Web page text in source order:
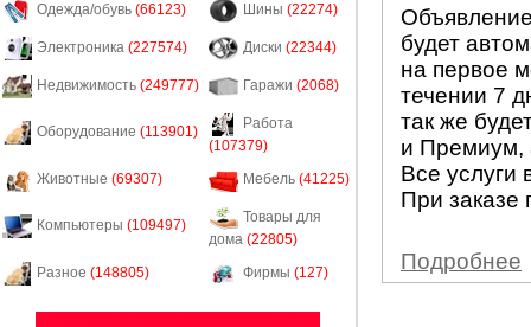
Одежда/обувь (66123) Шины (22274)
Электроника (227574) Диски (22344)
Недвижимость (249777) Гаражи (2068)
Оборудование (113901)
Работа
(107379)
Животные (69307) Мебель (41225)
Компьютеры (109497)
Товары для
дома (22805)
Разное (148805) Фирмы (127)
будет
на первое
течении 7
так же
и Премиум,
Все услуги
При заказе
Подробнее